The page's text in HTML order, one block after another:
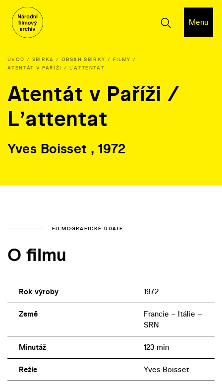
Menu
ÚVOD SBÍRKA OBSAH SBÍRKY
FILMY
ATENTÁT V PAŘÍŽI / LʼATTENTAT
Atentát v Paříži /
Lʼattentat
Yves Boisset , 1972
FILMOGRAFICKÉ ÚDAJE
O filmu
Rok výroby 1972
Země
Francie – Itálie –
SRN
Minutáž 123 min
Režie Yves Boisset